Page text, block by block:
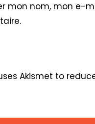
mon nom, mon e-
Akismet to